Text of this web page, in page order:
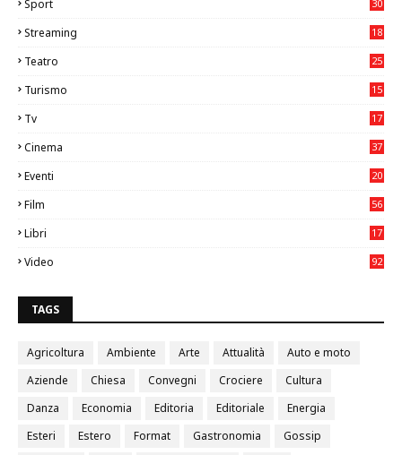
Sport
30
Streaming 18
Teatro
25
Turismo
15
Tv
17
Cinema
37
Eventi
20
Film
56
Libri
17
Video
92
TAGS
Agricoltura Ambiente Arte Attualità
Auto e moto
Aziende
Chiesa Convegni Crociere
Cultura
Danza
Economia Editoria Editoriale
Energia
Esteri
Estero Format Gastronomia
Gossip